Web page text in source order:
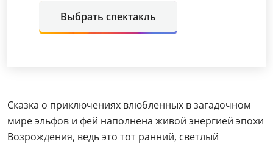
Выбрать спектакль
Сказка о приключениях влюбленных в загадочном
мире эльфов и фей наполнена живой энергией эпохи
Возрождения, ведь это тот ранний, светлый